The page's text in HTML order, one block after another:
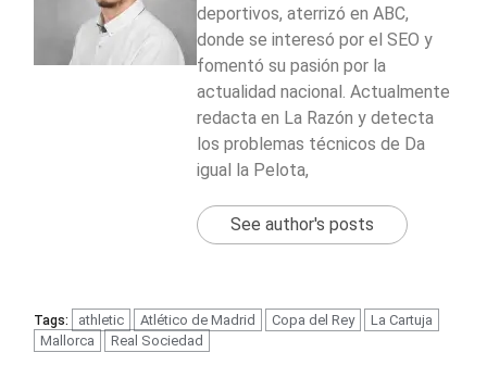
deportivos, aterrizó en ABC,
donde se interesó por el SEO y
fomentó su pasión por la
actualidad nacional. Actualmente
redacta en La Razón y detecta
los problemas técnicos de Da
igual la Pelota,
See author's posts
Tags: athletic Atlético de Madrid Copa del Rey
La Cartuja
Mallorca
Real Sociedad